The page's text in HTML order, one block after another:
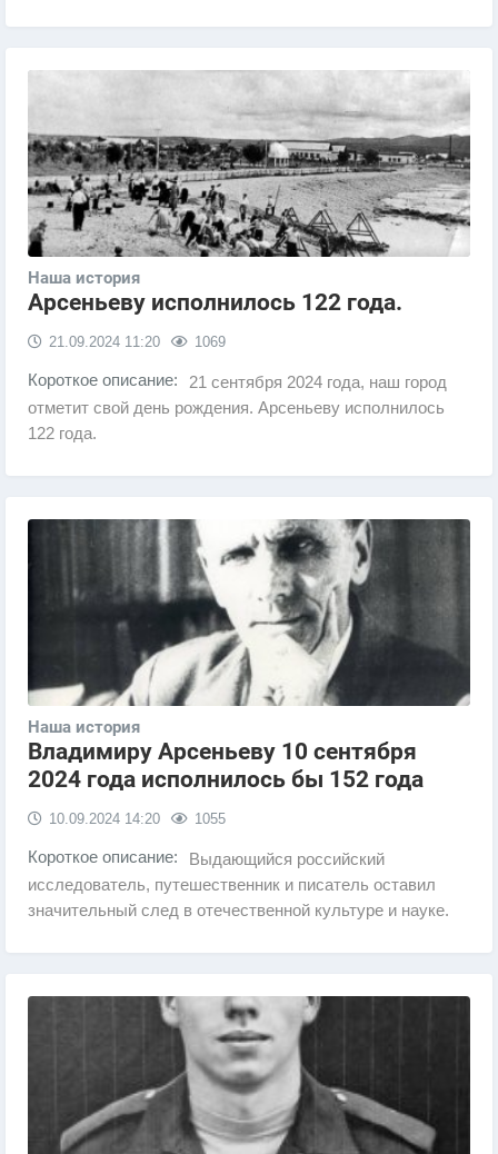
Наша история
Арсеньеву исполнилось 122 года.
21.09.2024 11:20 1069
Короткое описание:
21 сентября 2024 года, наш город
отметит свой день рождения. Арсеньеву исполнилось
122 года.
Наша история
Владимиру Арсеньеву 10 сентября
2024 года исполнилось бы 152 года
10.09.2024 14:20 1055
Короткое описание:
Выдающийся российский
исследователь, путешественник и писатель оставил
значительный след в отечественной культуре и науке.